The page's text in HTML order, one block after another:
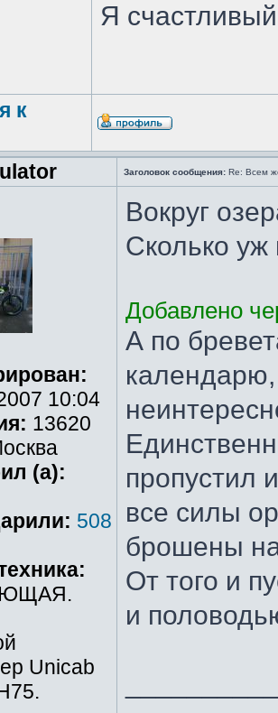
Я
к
Заголовок сообщения: Re: Всем
10:04
13620
(а):
508
Unicab
Вокруг
Сколько
Добавлено
А по
пропустил
все силы
брошены
От того и
и